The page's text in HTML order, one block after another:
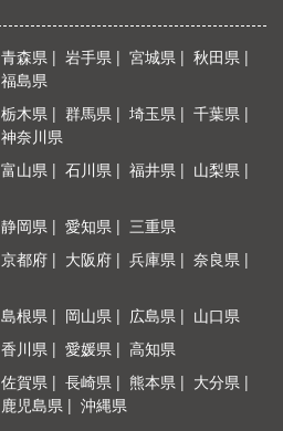
青森県 岩手県 宮城県
秋田県
福島県
栃木県 群馬県 埼玉県
千葉県
神奈川県
富山県 石川県 福井県
山梨県
静岡県 愛知県
三重県
京都府 大阪府 兵庫県
奈良県
島根県 岡山県 広島県
山口県
香川県 愛媛県
高知県
佐賀県 長崎県 熊本県
大分県
鹿児島県
沖縄県